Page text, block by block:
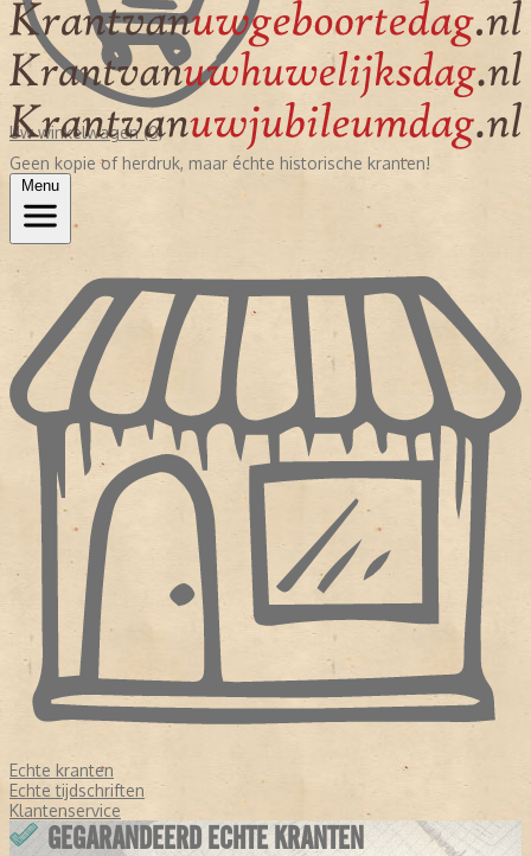
Uw winkelwagen (0)
Geen kopie of herdruk, maar échte historische kranten!
Menu
Echte kranten
Echte tijdschriften
Klantenservice
GEGARANDEERD ECHTE KRANTEN